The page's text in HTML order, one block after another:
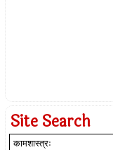
Site Search